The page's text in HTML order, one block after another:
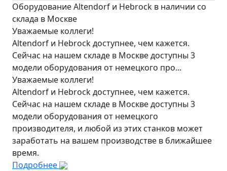
Оборудование Altendorf и Hebrock в наличии со
склада в Москве
Уважаемые коллеги!
Altendorf и Hebrock доступнее, чем кажется.
Сейчас на нашем складе в Москве доступны 3
модели оборудования от немецкого про...
Уважаемые коллеги!
Altendorf и Hebrock доступнее, чем кажется.
Сейчас на нашем складе в Москве доступны 3
модели оборудования от немецкого
производителя, и любой из этих станков может
заработать на вашем производстве в ближайшее
время.
Подробнее